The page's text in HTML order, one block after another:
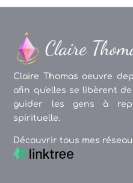
Claire Thomas oeuvre
afin qu'elles se libèrent
guider les gens à
spirituelle.
Découvrir tous mes